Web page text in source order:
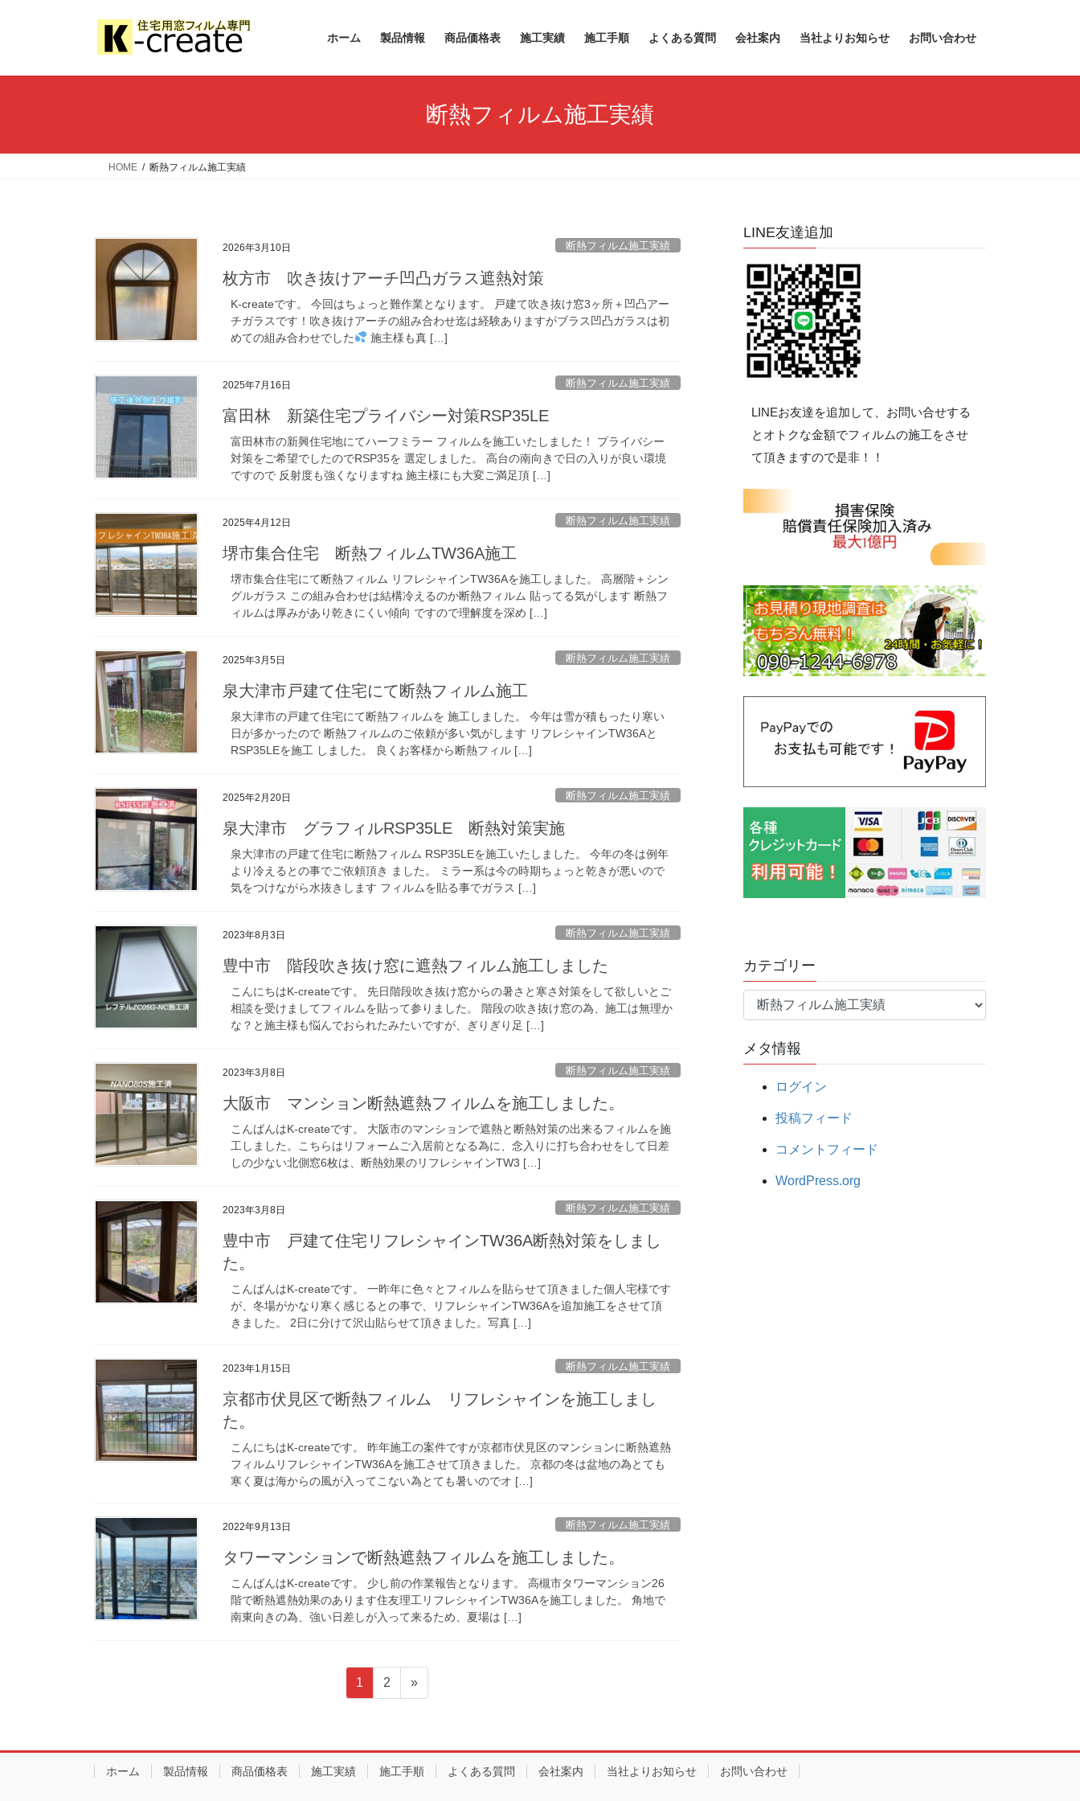
ホーム 製品情報 商品価格表 施工実績 施工手順 よくある質問 会社案内 当社よりお知らせ お問い合わせ
断熱フィルム施工実績
HOME 断熱フィルム施工実績
2026年3月10日 断熱フィルム施工実績
枚方市 吹き抜けアーチ凹凸ガラス遮熱対策
K-createです。 今回はちょっと難作業となります。 戸建て吹き抜け窓3ヶ所＋凹凸アー
チガラスです！吹き抜けアーチの組み合わせ迄は経験ありますがブラス凹凸ガラスは初
めての組み合わせでした
施主様も真 […]
2025年7月16日 断熱フィルム施工実績
富田林 新築住宅プライバシー対策RSP35LE
富田林市の新興住宅地にてハーフミラー フィルムを施工いたしました！ プライバシー
対策をご希望でしたのでRSP35を 選定しました。 高台の南向きで日の入りが良い環境
ですので 反射度も強くなりますね 施主様にも大変ご満足頂 […]
2025年4月12日 断熱フィルム施工実績
堺市集合住宅 断熱フィルムTW36A施工
堺市集合住宅にて断熱フィルム リフレシャインTW36Aを施工しました。 高層階＋シン
グルガラス この組み合わせは結構冷えるのか断熱フィルム 貼ってる気がします 断熱フ
ィルムは厚みがあり乾きにくい傾向 ですので理解度を深め […]
2025年3月5日 断熱フィルム施工実績
泉大津市戸建て住宅にて断熱フィルム施工
泉大津市の戸建て住宅にて断熱フィルムを 施工しました。 今年は雪が積もったり寒い
日が多かったので 断熱フィルムのご依頼が多い気がします リフレシャインTW36Aと
RSP35LEを施工 しました。 良くお客様から断熱フィル […]
2025年2月20日 断熱フィルム施工実績
泉大津市 グラフィルRSP35LE 断熱対策実施
泉大津市の戸建て住宅に断熱フィルム RSP35LEを施工いたしました。 今年の冬は例年
より冷えるとの事でご依頼頂き ました。 ミラー系は今の時期ちょっと乾きが悪いので
気をつけながら水抜きします フィルムを貼る事でガラス […]
2023年8月3日 断熱フィルム施工実績
豊中市 階段吹き抜け窓に遮熱フィルム施工しました
こんにちはK-createです。 先日階段吹き抜け窓からの暑さと寒さ対策をして欲しいとご
相談を受けましてフィルムを貼って参りました。 階段の吹き抜け窓の為、施工は無理か
な？と施主様も悩んでおられたみたいですが、ぎりぎり足 […]
2023年3月8日 断熱フィルム施工実績
大阪市 マンション断熱遮熱フィルムを施工しました。
こんばんはK-createです。 大阪市のマンションで遮熱と断熱対策の出来るフィルムを施
工しました。こちらはリフォームご入居前となる為に、念入りに打ち合わせをして日差
しの少ない北側窓6枚は、断熱効果のリフレシャインTW3 […]
2023年3月8日 断熱フィルム施工実績
豊中市 戸建て住宅リフレシャインTW36A断熱対策をしまし
た。
こんばんはK-createです。 一昨年に色々とフィルムを貼らせて頂きました個人宅様です
が、冬場がかなり寒く感じるとの事で、リフレシャインTW36Aを追加施工をさせて頂
きました。 2日に分けて沢山貼らせて頂きました。写真 […]
2023年1月15日 断熱フィルム施工実績
京都市伏見区で断熱フィルム リフレシャインを施工しまし
た。
こんにちはK-createです。 昨年施工の案件ですが京都市伏見区のマンションに断熱遮熱
フィルムリフレシャインTW36Aを施工させて頂きました。 京都の冬は盆地の為とても
寒く夏は海からの風が入ってこない為とても暑いのでオ […]
2022年9月13日 断熱フィルム施工実績
タワーマンションで断熱遮熱フィルムを施工しました。
こんばんはK-createです。 少し前の作業報告となります。 高槻市タワーマンション26
階で断熱遮熱効果のあります住友理工リフレシャインTW36Aを施工しました。 角地で
南東向きの為、強い日差しが入って来るため、夏場は […]
ペ
ー
固
定
ジ
1
固
定
ジ
2 »
LINE友達追加
LINEお友達を追加して、お問い合せする
とオトクな金額でフィルムの施工をさせ
て頂きますので是非！！
カテゴリー
テ
リ
メタ情報
ログイン
投稿フィード
コメントフィード
WordPress.org
ホーム 製品情報 商品価格表 施工実績 施工手順 よくある質問 会社案内 当社よりお知らせ お問い合わせ